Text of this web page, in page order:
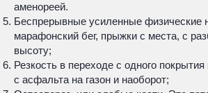
аменореей.
Беспрерывные усиленные физические
марафонский бег, прыжки с места, с
высоту;
Резкость в переходе с одного покрытия
с асфальта на газон и наоборот;